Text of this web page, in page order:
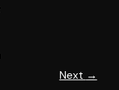
Next →